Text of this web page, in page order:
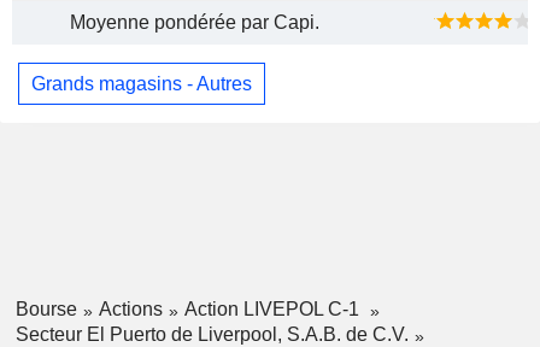
Moyenne pondérée par Capi.
Grands magasins - Autres
Bourse Actions
Action LIVEPOL C-1
Secteur El Puerto de Liverpool, S.A.B. de C.V.